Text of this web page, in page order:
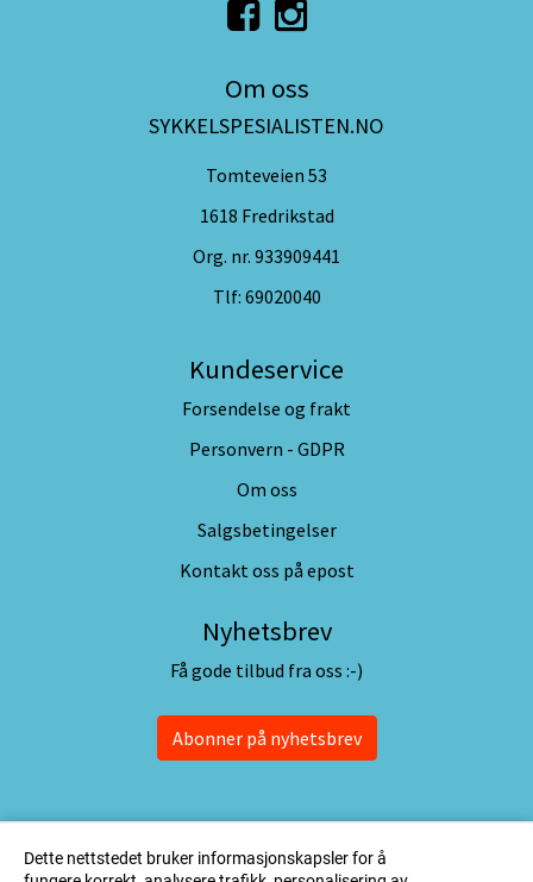
Om oss
SYKKELSPESIALISTEN.NO
Tomteveien 53
1618 Fredrikstad
Org. nr. 933909441
Tlf: 69020040
Kundeservice
Forsendelse og frakt
Personvern - GDPR
Om oss
Salgsbetingelser
Kontakt oss på epost
Nyhetsbrev
Få gode tilbud fra oss :-)
Abonner på nyhetsbrev
Dette nettstedet bruker informasjonskapsler for å